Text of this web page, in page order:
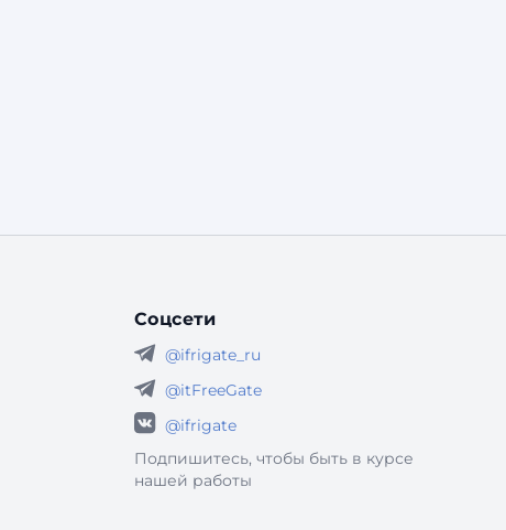
Соцсети
@ifrigate_ru
@itFreeGate
@ifrigate
Подпишитесь, чтобы быть в курсе
нашей работы